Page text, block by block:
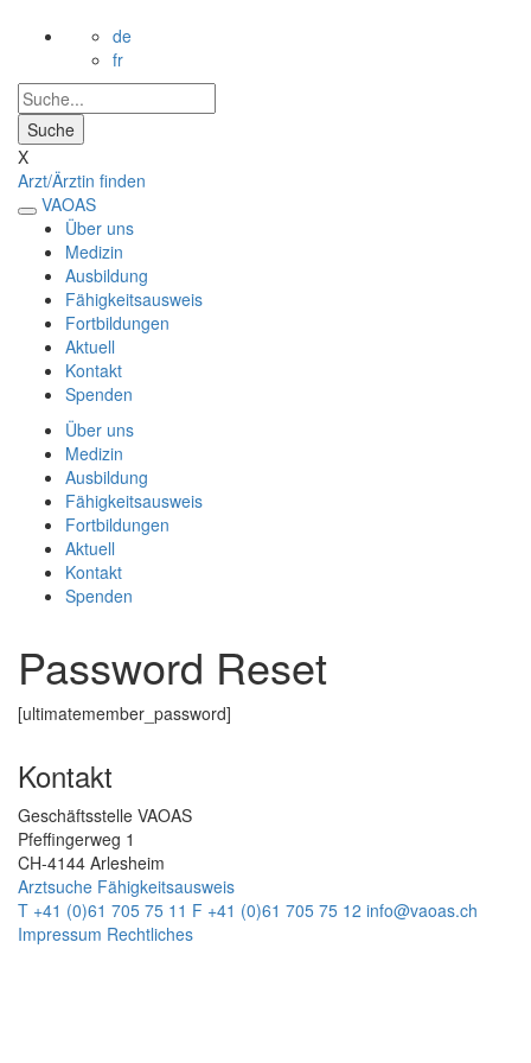
de
fr
X
Arzt/Ärztin finden
VAOAS
Über uns
Medizin
Ausbildung
Fähigkeitsausweis
Fortbildungen
Aktuell
Kontakt
Spenden
Über uns
Medizin
Ausbildung
Fähigkeitsausweis
Fortbildungen
Aktuell
Kontakt
Spenden
Password Reset
[ultimatemember_password]
Kontakt
Geschäftsstelle VAOAS
Pfeffingerweg 1
CH-4144 Arlesheim
Arztsuche Fähigkeitsausweis
T +41 (0)61 705 75 11 F +41 (0)61 705 75 12 info@vaoas.ch
Impressum Rechtliches